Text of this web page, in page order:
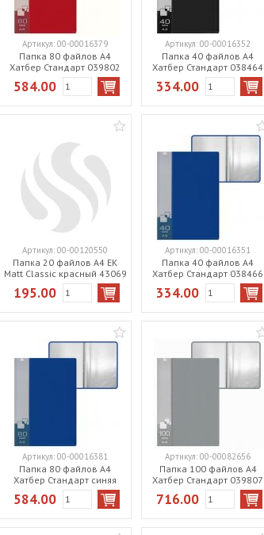
Папка 80 файлов А4
Хатбер Стандарт 039802
красная
Артикул: 00-00016379
584.00
Папка 40 файлов А4
Хатбер Стандарт 038464
черная
Артикул: 00-00016352
334.00
Папка 20 файлов А4 EK
Matt Classic красный 43069
Артикул: 00-00120550
195.00
Папка 40 файлов А4
Хатбер Стандарт 038466
синяя
Артикул: 00-00016351
334.00
Папка 80 файлов А4
Хатбер Стандарт синяя
80AV4_00109
Артикул: 00-00016381
584.00
Папка 100 файлов А4
Хатбер Стандарт 039807
красная
Артикул: 00-00082656
716.00